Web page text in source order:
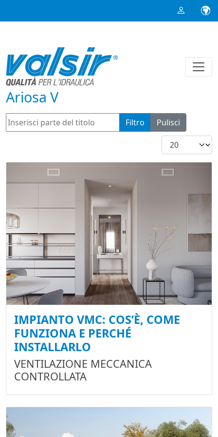
Ariosa V
Inserisci parte del titolo Filtro
Pulisci
Visualizza #
IMPIANTO VMC: COS’È, COME
FUNZIONA E PERCHÉ
INSTALLARLO
VENTILAZIONE MECCANICA
CONTROLLATA